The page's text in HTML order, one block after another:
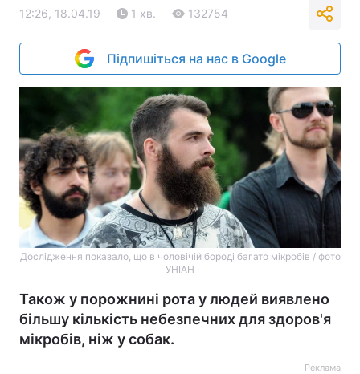
12:26, 18.04.19 1 хв. 132754
Підпишіться на нас в Google
Дослідження показало, що в чоловічій бороді багато мікробів / фото
УНІАН
Також у порожнині рота у людей виявлено
більшу кількість небезпечних для здоров'я
мікробів, ніж у собак.
Реклама